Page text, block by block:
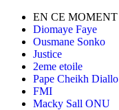
EN CE MOMENT
Diomaye Faye
Ousmane Sonko
Justice
2eme etoile
Pape Cheikh Diallo
FMI
Macky Sall ONU